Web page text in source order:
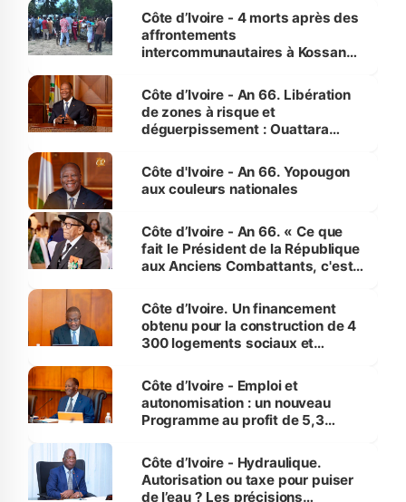
générations futures »
Côte d’Ivoire - 4 morts après des
affrontements
intercommunautaires à Kossandji
milieu des sinistrés
Côte d’Ivoire - An 66. Libération
de zones à risque et
déguerpissement : Ouattara
l'Etat de droit pour préserver les
vies humaines »
Côte d'Ivoire - An 66. Yopougon
aux couleurs nationales
Côte d’Ivoire - An 66. « Ce que
fait le Président de la République
aux Anciens Combattants, c'est
Côte d’Ivoire. Un financement
obtenu pour la construction de 4
300 logements sociaux et
et Yamoussoukro
Côte d’Ivoire - Emploi et
autonomisation : un nouveau
Programme au profit de 5,3
Côte d’Ivoire - Hydraulique.
Autorisation ou taxe pour puiser
de l’eau ? Les précisions